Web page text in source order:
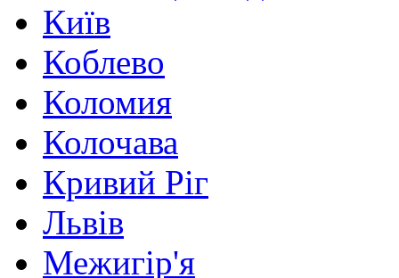
Київ
Коблево
Коломия
Колочава
Кривий Ріг
Львів
Межигір'я